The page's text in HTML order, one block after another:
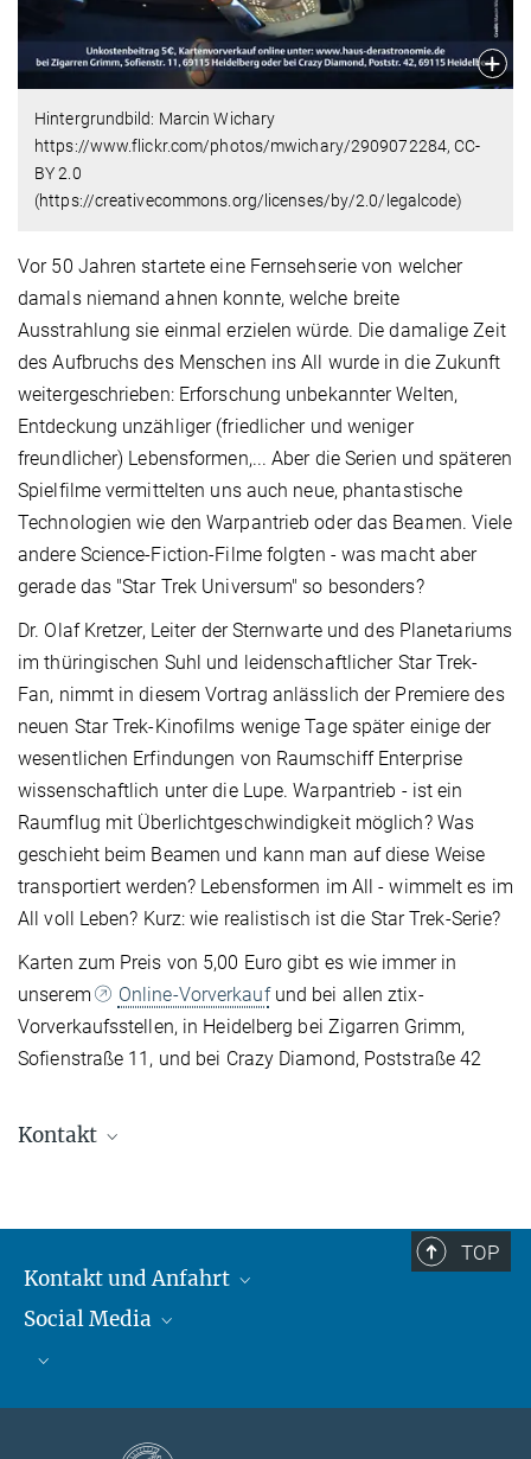
Hintergrundbild: Marcin Wichary
https://www.flickr.com/photos/mwichary/2909072284, CC-
BY 2.0
(https://creativecommons.org/licenses/by/2.0/legalcode)
Vor 50 Jahren startete eine Fernsehserie von welcher
damals niemand ahnen konnte, welche breite
Ausstrahlung sie einmal erzielen würde. Die damalige Zeit
des Aufbruchs des Menschen ins All wurde in die Zukunft
weitergeschrieben: Erforschung unbekannter Welten,
Entdeckung unzähliger (friedlicher und weniger
freundlicher) Lebensformen,... Aber die Serien und späteren
Spielfilme vermittelten uns auch neue, phantastische
Technologien wie den Warpantrieb oder das Beamen. Viele
andere Science-Fiction-Filme folgten - was macht aber
gerade das "Star Trek Universum" so besonders?
Dr. Olaf Kretzer, Leiter der Sternwarte und des Planetariums
im thüringischen Suhl und leidenschaftlicher Star Trek-
Fan, nimmt in diesem Vortrag anlässlich der Premiere des
neuen Star Trek-Kinofilms wenige Tage später einige der
wesentlichen Erfindungen von Raumschiff Enterprise
wissenschaftlich unter die Lupe. Warpantrieb - ist ein
Raumflug mit Überlichtgeschwindigkeit möglich? Was
geschieht beim Beamen und kann man auf diese Weise
transportiert werden? Lebensformen im All - wimmelt es im
All voll Leben? Kurz: wie realistisch ist die Star Trek-Serie?
Karten zum Preis von 5,00 Euro gibt es wie immer in
unserem
Online-Vorverkaufund bei allen ztix-
Vorverkaufsstellen, in Heidelberg bei Zigarren Grimm,
Sofienstraße 11, und bei Crazy Diamond, Poststraße 42
Kontakt
+49 6221 528-226
TOP
Kontakt und Anfahrt
Kontakt und Anfahrt
Social Media
Bluesky